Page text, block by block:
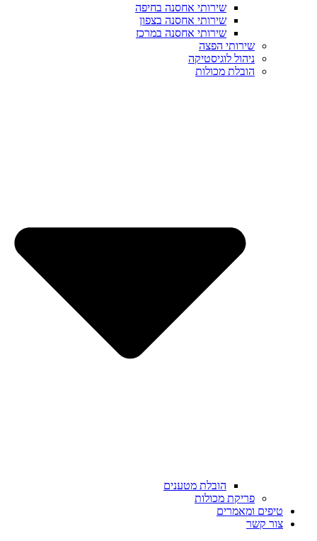
שירותי אחסנה בחיפה
שירותי אחסנה בצפון
שירותי אחסנה במרכז
שירותי הפצה
ניהול לוגיסטיקה
הובלת מכולות
הובלת מטענים
פריקת מכולות
טיפים ומאמרים
צור קשר